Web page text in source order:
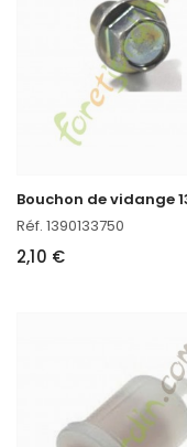
Réf. 1390133750
2,10 €